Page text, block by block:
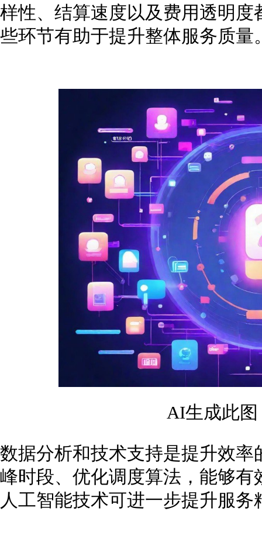
样性、结算速度以及费用透明
些环节有助于提升整体服务质量
AI生成此
数据分析和技术支持是提升效
峰时段、优化调度算法，能够
人工智能技术可进一步提升服务